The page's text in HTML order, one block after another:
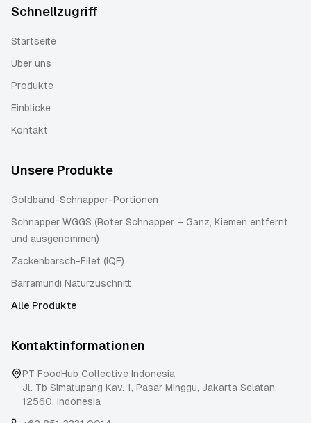
Schnellzugriff
Startseite
Über uns
Produkte
Einblicke
Kontakt
Unsere Produkte
Goldband-Schnapper-Portionen
Schnapper WGGS (Roter Schnapper – Ganz, Kiemen entfernt
und ausgenommen)
Zackenbarsch-Filet (IQF)
Barramundi Naturzuschnitt
Alle Produkte
Kontaktinformationen
PT FoodHub Collective Indonesia
Jl. Tb Simatupang Kav. 1, Pasar Minggu, Jakarta Selatan,
12560, Indonesia